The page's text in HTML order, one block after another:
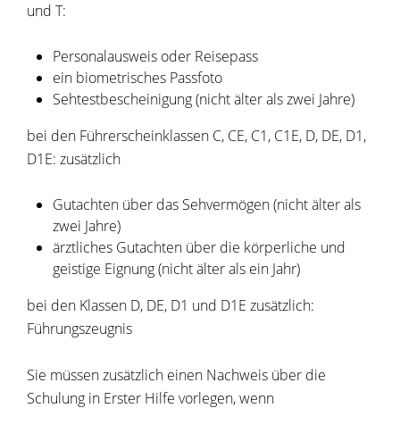
und T:
Personalausweis oder Reisepass
ein biometrisches Passfoto
Sehtestbescheinigung (nicht älter als zwei Jahre)
bei den Führerscheinklassen C, CE, C1, C1E, D, DE, D1,
D1E: zusätzlich
Gutachten über das Sehvermögen (nicht älter als
zwei Jahre)
ärztliches Gutachten über die körperliche und
geistige Eignung (nicht älter als ein Jahr)
bei den Klassen D, DE, D1 und D1E zusätzlich:
Führungszeugnis
Sie müssen zusätzlich einen Nachweis über die
Schulung in Erster Hilfe vorlegen, wenn